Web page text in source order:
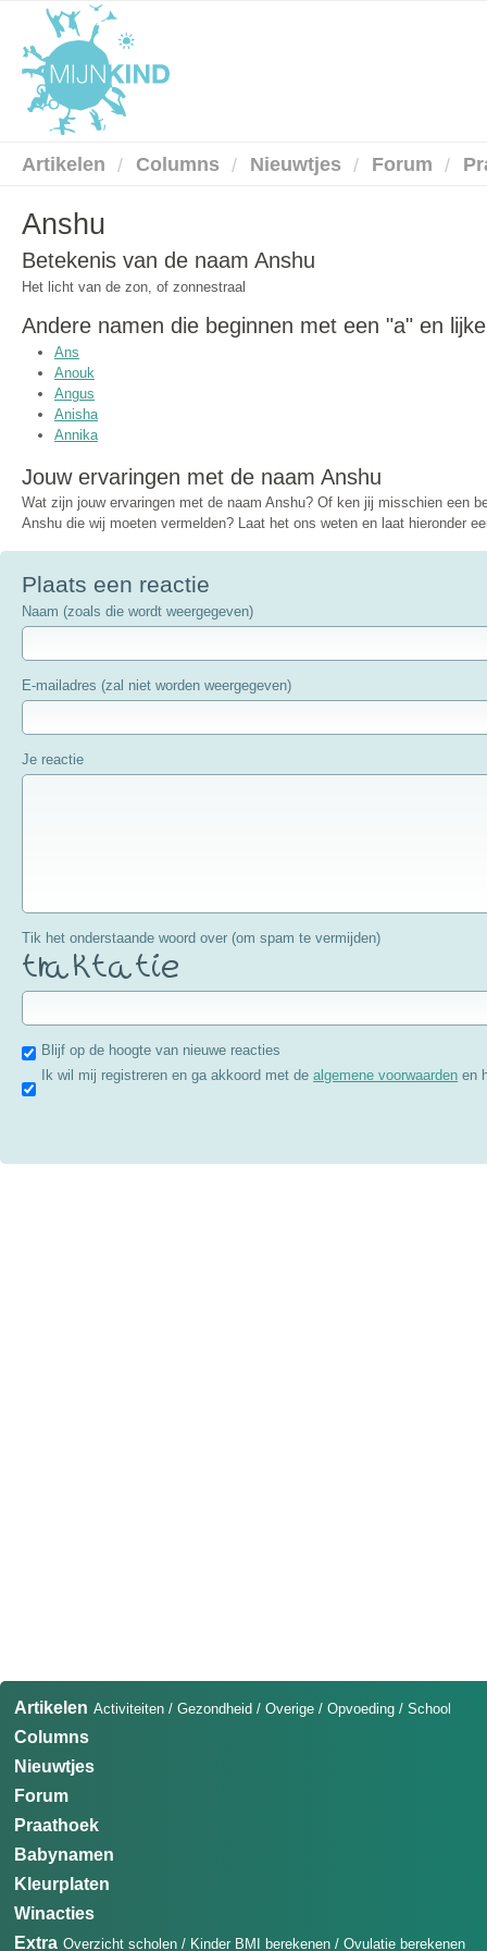
Artikelen Columns Nieuwtjes Forum
Anshu
Betekenis van de naam Anshu
Het licht van de zon, of zonnestraal
Andere namen die beginnen met een "a" en
Ans
Anouk
Angus
Anisha
Annika
Jouw ervaringen met de naam Anshu
Wat zijn jouw ervaringen met de naam Anshu? Of ken jij misschien een
Anshu die wij moeten vermelden? Laat het ons weten en laat hieronder
Plaats een reactie
Naam (zoals die wordt weergegeven)
E-mailadres (zal niet worden weergegeven)
Je reactie
Tik het onderstaande woord over (om spam te vermijden)
Blijf op de hoogte van nieuwe reacties
Ik wil mij registreren en ga akkoord met dealgemene voorwaarden en
Artikelen Activiteiten / Gezondheid / Overige / Opvoeding / School
Columns
Nieuwtjes
Forum
Praathoek
Babynamen
Kleurplaten
Winacties
Extra Overzicht scholen / Kinder BMI berekenen / Ovulatie berekenen